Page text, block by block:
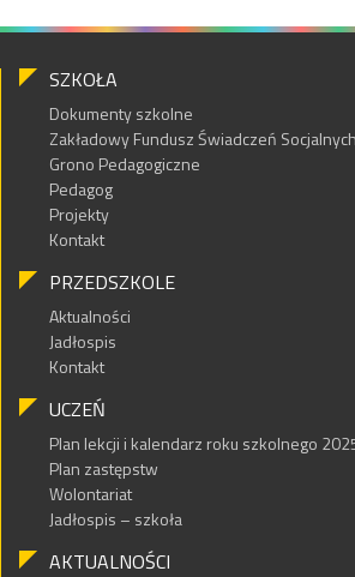
SZKOŁA
Dokumenty szkolne
Zakładowy Fundusz Świadczeń Socjalnych
Grono Pedagogiczne
Pedagog
Projekty
Kontakt
PRZEDSZKOLE
Aktualności
Jadłospis
Kontakt
UCZEŃ
Plan lekcji i kalendarz roku szkolnego
Plan zastępstw
Wolontariat
Jadłospis – szkoła
AKTUALNOŚCI